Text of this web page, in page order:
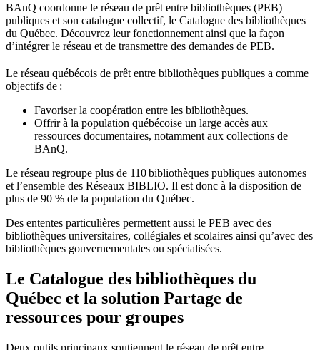
BAnQ coordonne le réseau de prêt entre bibliothèques (PEB)
publiques et son catalogue collectif, le Catalogue des bibliothèques
du Québec. Découvrez leur fonctionnement ainsi que la façon
d’intégrer le réseau et de transmettre des demandes de PEB.
Le réseau québécois de prêt entre bibliothèques publiques a comme
objectifs de :
Favoriser la coopération entre les bibliothèques.
Offrir à la population québécoise un large accès aux
ressources documentaires, notamment aux collections de
BAnQ.
Le réseau regroupe plus de 110bibliothèques publiques autonomes
et l’ensemble des Réseaux BIBLIO. Il est donc à la disposition de
plus de 90 % de la population du Québec.
Des ententes particulières permettent aussi le PEB avec des
bibliothèques universitaires, collégiales et scolaires ainsi qu’avec des
bibliothèques gouvernementales ou spécialisées.
Le Catalogue des bibliothèques du
Québec et la solution Partage de
ressources pour groupes
Deux outils principaux soutiennent le réseau de prêt entre